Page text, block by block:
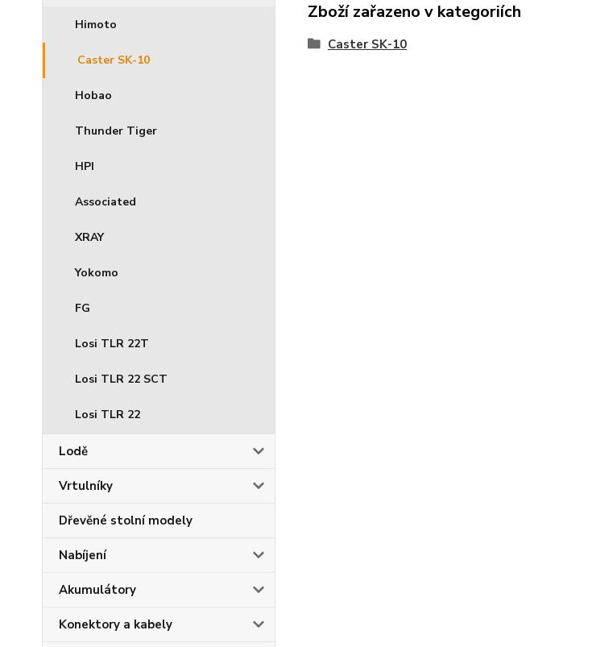
Himoto
Caster SK-10
Hobao
Thunder Tiger
HPI
Associated
XRAY
Yokomo
FG
Losi TLR 22T
Losi TLR 22 SCT
Losi TLR 22
Lodě
Vrtulníky
Dřevěné stolní modely
Nabíjení
Akumulátory
Konektory a kabely
Zboží zařazeno v kategoriích
Caster SK-10